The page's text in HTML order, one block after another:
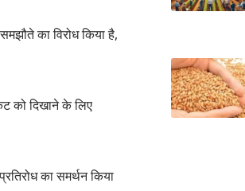
का विरोध किया है,
को दिखाने के लिए
का समर्थन किया